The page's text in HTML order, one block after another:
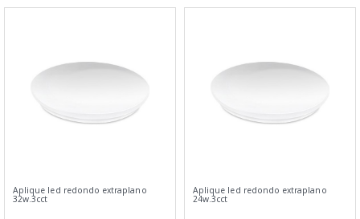
Aplique led redondo extraplano
32w.3cct
Aplique led redondo extraplano
24w.3cct